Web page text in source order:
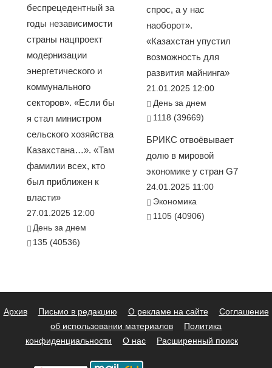
беспрецедентный за
годы независимости
страны нацпроект
модернизации
энергетического и
коммунального
секторов». «Если бы
я стал министром
сельского хозяйства
Казахстана…». «Там
фамилии всех, кто
был приближен к
власти»
27.01.2025 12:00
День за днем
135 (40536)
спрос, а у нас
наоборот».
«Казахстан упустил
возможность для
развития майнинга»
21.01.2025 12:00
День за днем
1118 (39669)
БРИКС отвоёвывает
долю в мировой
экономике у стран G7
24.01.2025 11:00
Экономика
1105 (40906)
Архив Письмо в редакцию О рекламе на сайте
Соглашение
об использовании материалов
Политика
конфиденциальности
О нас Расширенный поиск